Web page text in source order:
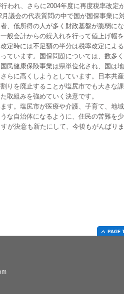
われ、さらに2004年度に再度税率改定
議会の代表質問の中で国が国保事業に
、低所得の人が多く財政基盤が脆弱に
般会計からの繰入れを行って値上げ幅
定時には不足額の半分は税率改定によ
ています。国保問題については、数多く
民健康保険事業は県単位化され、国は
らに高くしようとしています。日本共
りを廃止することが塩尻市でも大きな課
取組みを強めていく決意です。
す。塩尻市が医療や介護、子育て、地
な自治体になるように、住民の苦難を
が決意も新たにして、今後もがんばりま